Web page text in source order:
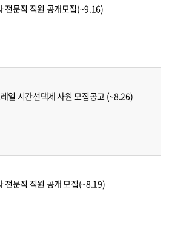
전문직 직원 공개모집(~9.16)
일 시간선택제 사원 모집공고 (~8.26)
전문직 직원 공개 모집(~8.19)